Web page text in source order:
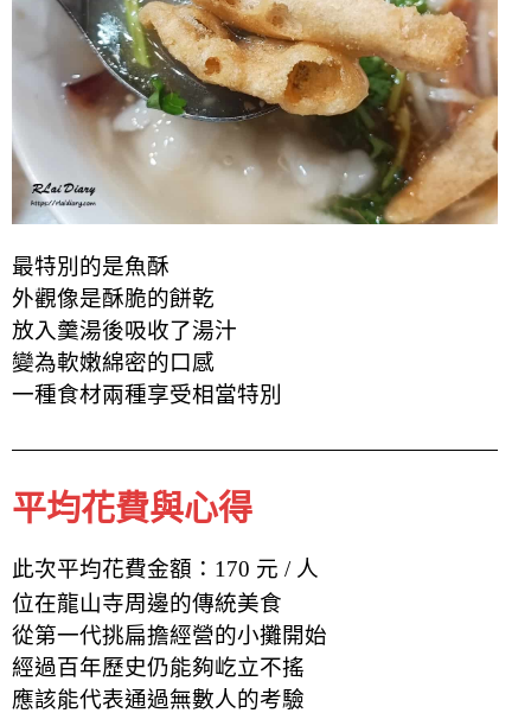
最特別的是魚酥
外觀像是酥脆的餅乾
放入羹湯後吸收了湯汁
變為軟嫩綿密的口感
一種食材兩種享受相當特別
平均花費與心得
此次平均花費金額：170 元 / 人
位在龍山寺周邊的傳統美食
從第一代挑扁擔經營的小攤開始
經過百年歷史仍能夠屹立不搖
應該能代表通過無數人的考驗